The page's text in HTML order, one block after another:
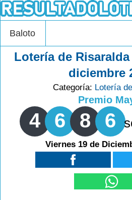
Baloto
Lotería de
diciembre
Categoría: Lotería
Premio
4 6 8 6
Viernes 19 de